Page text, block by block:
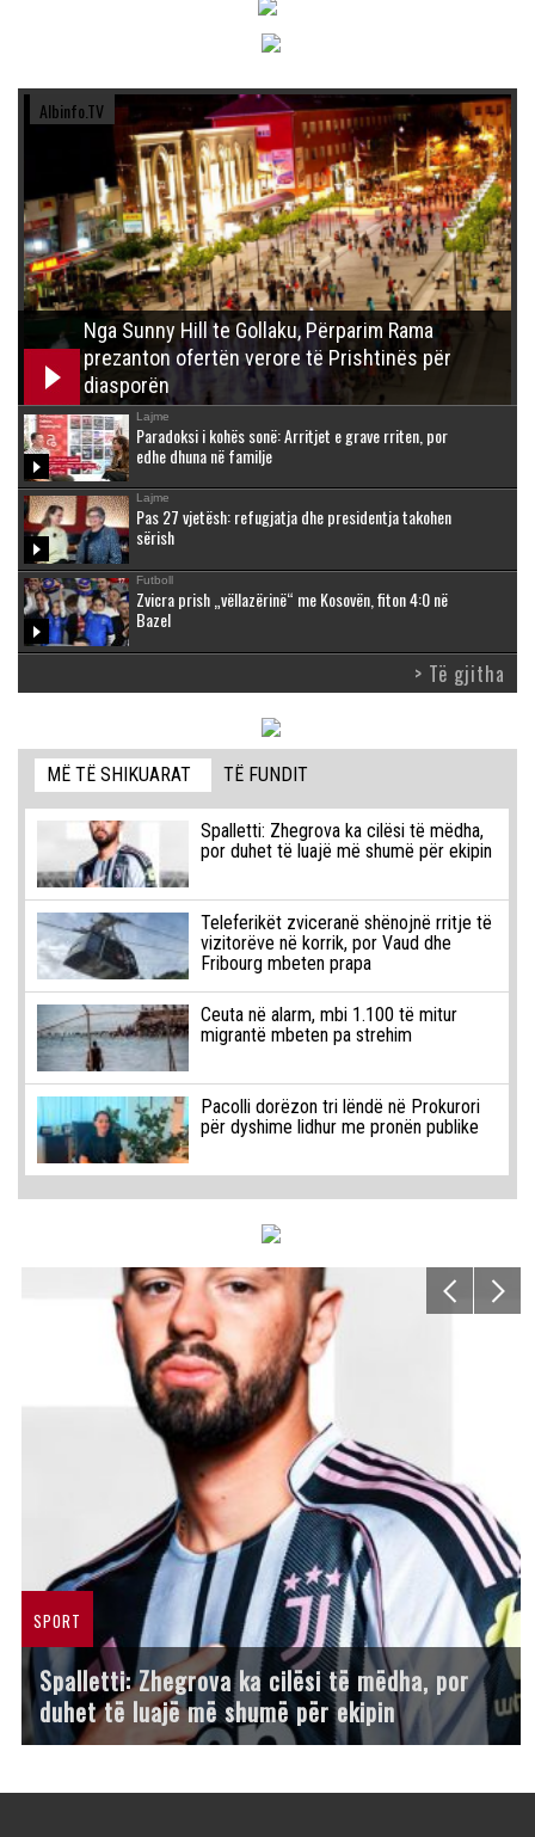
Albinfo.TV
Nga Sunny Hill te Gollaku, Përparim Rama
prezanton ofertën verore të Prishtinës për
diasporën
Lajme
Paradoksi i kohës sonë: Arritjet e grave rriten, por
edhe dhuna në familje
Lajme
Pas 27 vjetësh: refugjatja dhe presidentja takohen
sërish
Futboll
Zvicra prish „vëllazërinë“ me Kosovën, fiton 4:0 në
Bazel
> Të gjitha
MË TË SHIKUARAT TË FUNDIT
Spalletti: Zhegrova ka cilësi të mëdha,
por duhet të luajë më shumë për ekipin
Teleferikët zviceranë shënojnë rritje të
vizitorëve në korrik, por Vaud dhe
Fribourg mbeten prapa
Ceuta në alarm, mbi 1.100 të mitur
migrantë mbeten pa strehim
Pacolli dorëzon tri lëndë në Prokurori
për dyshime lidhur me pronën publike
SPORT
Spalletti: Zhegrova ka cilësi të mëdha, por
duhet të luajë më shumë për ekipin